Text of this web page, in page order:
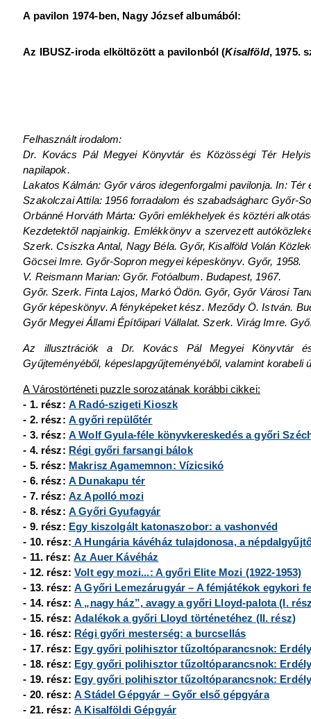
A pavilon 1974-ben, Nagy József albumából:
Az IBUSZ-iroda elköltözött a pavilonból (Kisalföld, 1975.
Felhasznált irodalom:
Dr. Kovács Pál Megyei Könyvtár és Közösségi Tér
napilapok.
Lakatos Kálmán: Győr város idegenforgalmi pavilonja. In: Tér
Szakolczai Attila: 1956 forradalom és szabadságharc Győr-
Orbánné Horváth Márta: Győri emlékhelyek és köztéri
Kezdetektől napjainkig. Emlékkönyv a szervezett
Szerk. Csiszka Antal, Nagy Béla. Győr, Kisalföld Volán
Göcsei Imre. Győr-Sopron megyei képeskönyv. Győr, 1958.
V. Reismann Marian: Győr. Fotóalbum. Budapest, 1967.
Győr. Szerk. Finta Lajos, Markó Ödön. Győr, Győr Városi
Győr képeskönyv. A fényképeket kész. Meződy Ö. István.
Győr Megyei Állami Építőipari Vállalat. Szerk. Virág Imre.
Az illusztrációk a Dr. Kovács Pál Megyei Könyvtár
Gyűjteményéből, képeslapgyűjteményéből, valamint korabeli
A Várostörténeti puzzle sorozatának korábbi cikkei:
- 1. rész: A Radó-szigeti Kioszk
- 2. rész: A győri repülőtér
- 3. rész: A Wolf Gyula-féle könyvkereskedés a győri
- 4. rész: Régi győri farsangi bálok
- 5. rész: Makrisz Agamemnon: Vízicsikó
- 6. rész: A Dunakapu tér
- 7. rész: Az Apolló mozi
- 8. rész: A Győri Gyufagyár
- 9. rész: Egy kiszolgált katonaszobor: a vashonvéd
- 10. rész: A Hungária kávéház tulajdonosa, a
- 11. rész:Az Auer Kávéház
- 12. rész:Volt egy mozi...: A győri Elite Mozi (1922-1953)
- 13. rész:A Győri Lemezárugyár – A fémjátékok egykori
- 14. rész:A „nagy ház”, avagy a győri Lloyd-palota (I.
- 15. rész:Adalékok a győri Lloyd történetéhez (II. rész)
- 16. rész: Régi győri mesterség: a burcsellás
- 17. rész: Egy győri polihisztor tűzoltóparancsnok: Erdély
- 18. rész: Egy győri polihisztor tűzoltóparancsnok: Erdély
- 19. rész: Egy győri polihisztor tűzoltóparancsnok: Erdély
- 20. rész:A Stádel Gépgyár – Győr első gépgyára
- 21. rész:A Kisalföldi Gépgyár